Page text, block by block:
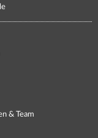
& Team